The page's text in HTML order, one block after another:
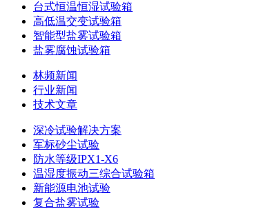
台式恒温恒湿试验箱
高低温交变试验箱
智能型盐雾试验箱
盐雾腐蚀试验箱
林频新闻
行业新闻
技术文章
深冷试验解决方案
军标砂尘试验
防水等级IPX1-X6
温湿度振动三综合试验箱
新能源电池试验
复合盐雾试验